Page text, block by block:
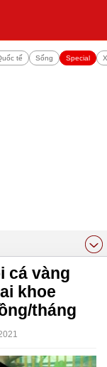
tế Sống Special
cá vàng
khoe
tháng